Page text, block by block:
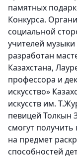
памятных
Конкурса.
социальной
учителей
разработан
Казахстана,
профессора и
искусство»
искусств им.
певицей Толкын
смогут получить
на предмет
способностей